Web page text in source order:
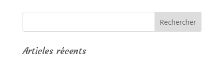
Articles récents